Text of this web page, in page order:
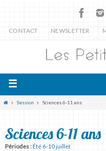
CONTACT NEWSLETTER
Session Sciences 6-11 ans
Sciences 6-11 ans
Périodes :Été 6-10 juillet